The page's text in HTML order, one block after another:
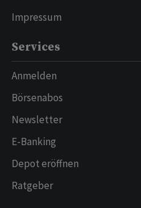
Impressum
Services
Anmelden
Börsenabos
Newsletter
E-Banking
Depot eröffnen
Ratgeber